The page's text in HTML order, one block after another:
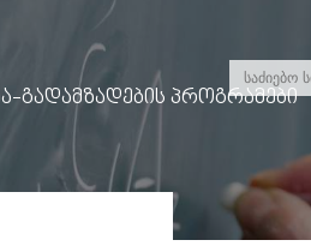
ᲒᲐᲓᲐᲛᲖᲐᲓᲔᲑᲘᲡ ᲞᲠᲝᲒᲠᲐᲛᲔᲑᲘ